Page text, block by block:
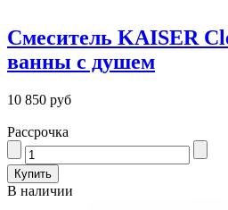
Смеситель KAISER
ванны с душем
10 850 руб
Рассрочка
В наличии